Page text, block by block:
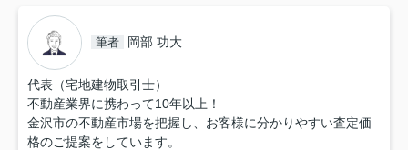
筆者 岡部 功大
代表（宅地建物取引士）
不動産業界に携わって10年以上！
金沢市の不動産市場を把握し、お客様に分かりやすい査定価
格のご提案をしています。